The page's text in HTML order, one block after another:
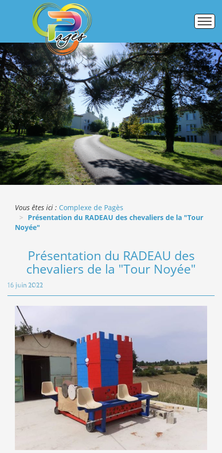
Accueil
Établissements
Pôle formation
Activités commerciales
Galerie photos
ERASMUS +
Vous êtes ici : Complexe de Pagès
Présentation du RADEAU des chevaliers de la "Tour
Noyée"
Présentation du RADEAU des
chevaliers de la "Tour Noyée"
16 juin 2022